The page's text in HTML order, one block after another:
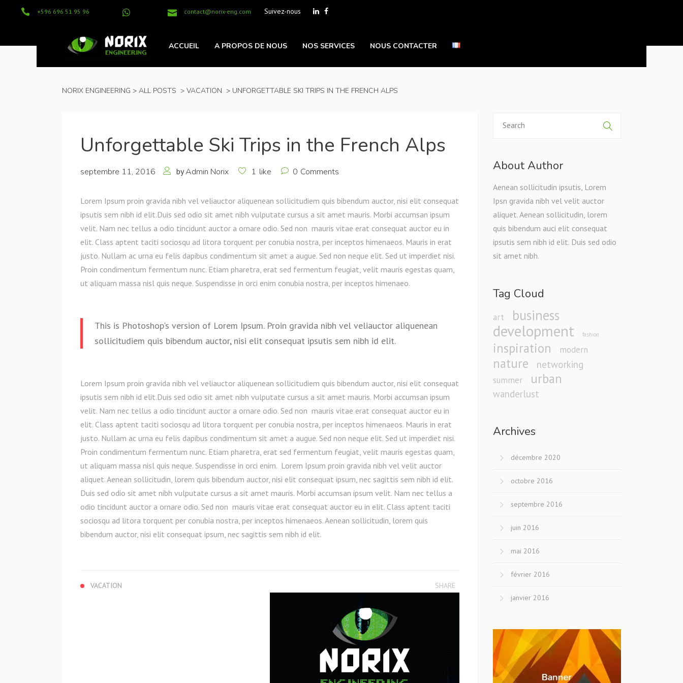
+596 696 51 95 96 contact@norix-eng.com Suivez-nous
ACCUEIL A PROPOS DE NOUS NOS SERVICES NOUS CONTACTER
NORIX ENGINEERING > ALL POSTS > VACATION > UNFORGETTABLE SKI TRIPS IN THE FRENCH ALPS
Unforgettable Ski Trips in the French Alps
septembre 11, 2016 byAdmin Norix 1 like 0 Comments
Lorem Ipsum proin gravida nibh vel veliauctor aliquenean sollicitudiem quis bibendum auctor, nisi elit consequat
ipsutis sem nibh id elit.Duis sed odio sit amet nibh vulputate cursus a sit amet mauris. Morbi accumsan ipsum
velit. Nam nec tellus a odio tincidunt auctor a ornare odio. Sed non mauris vitae erat consequat auctor eu in
elit. Class aptent taciti sociosqu ad litora torquent per conubia nostra, per inceptos himenaeos. Mauris in erat
justo. Nullam ac urna eu felis dapibus condimentum sit amet a augue. Sed non neque elit. Sed ut imperdiet nisi.
Proin condimentum fermentum nunc. Etiam pharetra, erat sed fermentum feugiat, velit mauris egestas quam,
ut aliquam massa nisl quis neque. Suspendisse in orci enim conubia nostra, per inceptos himenaeo.
This is Photoshop's version of Lorem Ipsum. Proin gravida nibh vel veliauctor aliquenean
sollicitudiem quis bibendum auctor, nisi elit consequat ipsutis sem nibh id elit.
Lorem Ipsum proin gravida nibh vel veliauctor aliquenean sollicitudiem quis bibendum auctor, nisi elit consequat
ipsutis sem nibh id elit.Duis sed odio sit amet nibh vulputate cursus a sit amet mauris. Morbi accumsan ipsum
velit. Nam nec tellus a odio tincidunt auctor a ornare odio. Sed non mauris vitae erat consequat auctor eu in
elit. Class aptent taciti sociosqu ad litora torquent per conubia nostra, per inceptos himenaeos. Mauris in erat
justo. Nullam ac urna eu felis dapibus condimentum sit amet a augue. Sed non neque elit. Sed ut imperdiet nisi.
Proin condimentum fermentum nunc. Etiam pharetra, erat sed fermentum feugiat, velit mauris egestas quam,
ut aliquam massa nisl quis neque. Suspendisse in orci enim. Lorem Ipsum proin gravida nibh vel velit auctor
aliquet. Aenean sollicitudin, lorem quis bibendum auctor, nisi elit consequat ipsum, nec sagittis sem nibh id elit.
Duis sed odio sit amet nibh vulputate cursus a sit amet mauris. Morbi accumsan ipsum velit. Nam nec tellus a
odio tincidunt auctor a ornare odio. Sed non mauris vitae erat consequat auctor eu in elit. Class aptent taciti
sociosqu ad litora torquent per conubia nostra, per inceptos himenaeos. Aenean sollicitudin, lorem quis
bibendum auctor, nisi elit consequat ipsum, nec sagittis sem nibh id elit.
VACATION SHARE
About Author
Aenean sollicitudin ipsutis, Lorem
Ipsn gravida nibh vel velit auctor
aliquet. Aenean sollicitudin, lorem
quis bibendum auci elit consequat
ipsutis sem nibh id elit. Duis sed odio
sit amet nibh.
Tag Cloud
art business
development fashion
inspiration modern
nature networking
summer urban
wanderlust
Archives
décembre 2020
octobre 2016
septembre 2016
juin 2016
mai 2016
février 2016
janvier 2016